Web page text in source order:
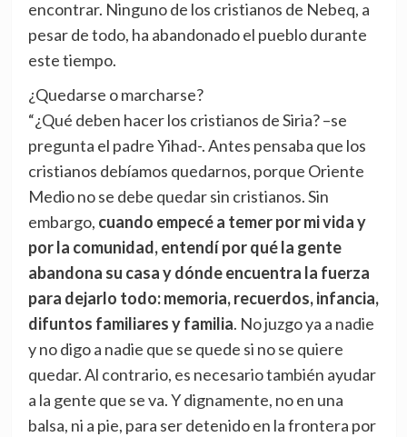
encontrar. Ninguno de los cristianos de Nebeq, a
pesar de todo, ha abandonado el pueblo durante
este tiempo.
¿Quedarse o marcharse?
“¿Qué deben hacer los cristianos de Siria? –se
pregunta el padre Yihad-. Antes pensaba que los
cristianos debíamos quedarnos, porque Oriente
Medio no se debe quedar sin cristianos. Sin
embargo, cuando empecé a temer por mi vida y
por la comunidad, entendí por qué la gente
abandona su casa y dónde encuentra la fuerza
para dejarlo todo: memoria, recuerdos, infancia,
difuntos familiares y familia. No juzgo ya a nadie
y no digo a nadie que se quede si no se quiere
quedar. Al contrario, es necesario también ayudar
a la gente que se va. Y dignamente, no en una
balsa, ni a pie, para ser detenido en la frontera por